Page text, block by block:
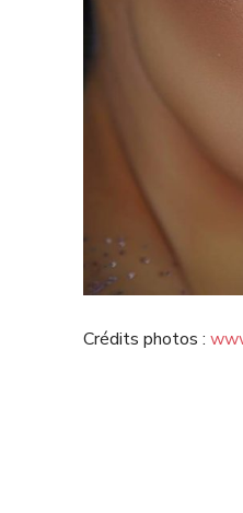
Crédits photos :